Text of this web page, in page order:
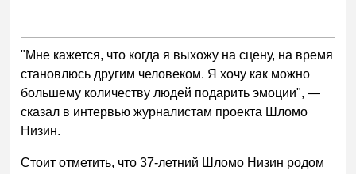
"Мне кажется, что когда я выхожу на сцену, на время
становлюсь другим человеком. Я хочу как можно
большему количеству людей подарить эмоции", —
сказал в интервью журналистам проекта Шломо
Низин.
Стоит отметить, что 37-летний Шломо Низин родом